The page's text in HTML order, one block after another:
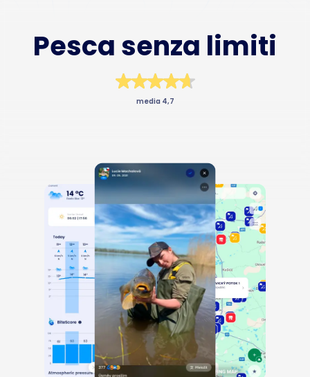
Business
Pesca senza limiti
media 4,7